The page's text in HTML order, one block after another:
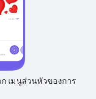
ก เมนูส่วนหัวของการ